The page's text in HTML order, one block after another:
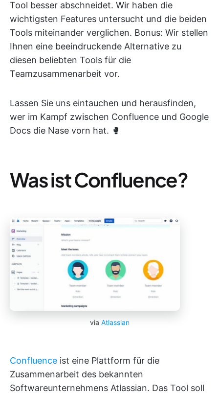
Tool besser abschneidet. Wir haben die
wichtigsten Features untersucht und die beiden
Tools miteinander verglichen. Bonus: Wir stellen
Ihnen eine beeindruckende Alternative zu
diesen beliebten Tools für die
Teamzusammenarbeit vor.
Lassen Sie uns eintauchen und herausfinden,
wer im Kampf zwischen Confluence und Google
Docs die Nase vorn hat. 🥊
Was ist Confluence?
via Atlassian
Confluence ist eine Plattform für die
Zusammenarbeit des bekannten
Softwareunternehmens Atlassian. Das Tool soll